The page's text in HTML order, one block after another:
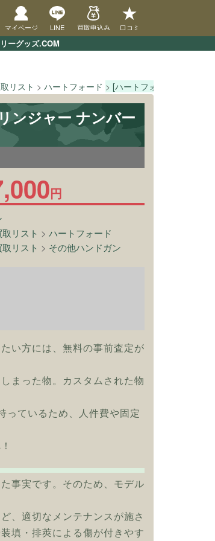
ーグッズ.COM
マイページ LINE 買取申込み 口コミ
リスト ハートフォード [ハートフォード] デリン
ンジャー ナンバー
円
リスト >ハートフォード
リスト > その他ハンドガン
い方には、無料の事前査定が
まった物。カスタムされた物
っているため、人件費や固定
事実です。そのため、モデル
、適切なメンテナンスが施さ
填・排莢による傷が付きやす